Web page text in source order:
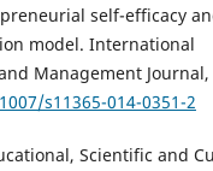
self-efficacy
model. International
Management Journal,
s11365-014-0351-2
Scientific and